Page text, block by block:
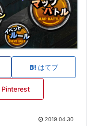
はてブ
Pinterest
2019.04.30